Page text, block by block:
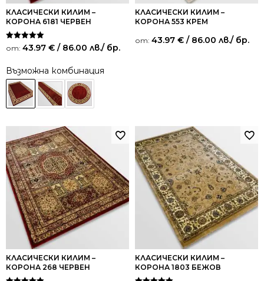
КЛАСИЧЕСКИ КИЛИМ –
КОРОНА 6181 ЧЕРВЕН
Оценено на
5.00
от: 43.97 € / 86.00 лв./ бр.
Възможна комбинация
КЛАСИЧЕСКИ КИЛИМ –
КОРОНА 553 КРЕМ
от: 43.97 € / 86.00 лв./ бр.
КЛАСИЧЕСКИ КИЛИМ –
КОРОНА 268 ЧЕРВЕН
КЛАСИЧЕСКИ КИЛИМ –
КОРОНА 1803 БЕЖОВ